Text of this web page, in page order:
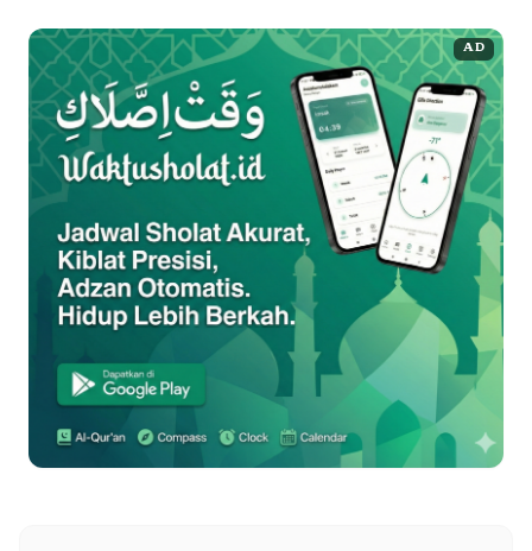
AD